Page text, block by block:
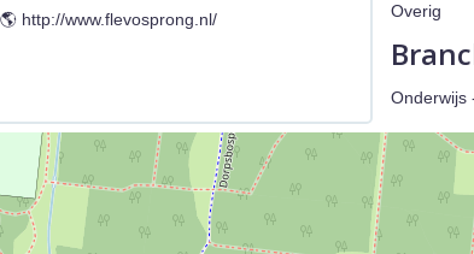
http://www.flevosprong.nl/ Overig
Onderwijs